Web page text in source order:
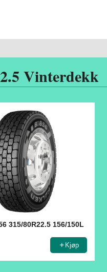
Vinterdekk
315/80R22.5 156/150L
Kjøp